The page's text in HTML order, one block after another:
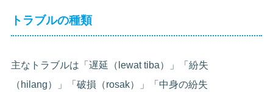
トラブルの種類
主なトラブルは「遅延（lewat tiba）」「紛失
（hilang）」「破損（rosak）」「中身の紛失